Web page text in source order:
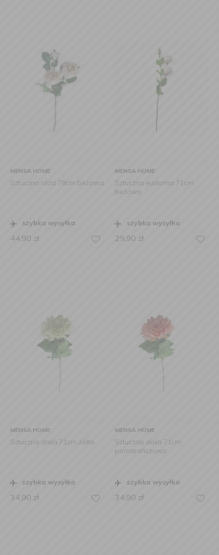
MENSA HOME
Sztuczna róża 78cm beżowa
szybka wysyłka
44,90 zł
MENSA HOME
Sztuczna eustoma 71cm
beżowa
szybka wysyłka
29,90 zł
MENSA HOME
Sztuczna dalia 71cm żółta
szybka wysyłka
34,90 zł
MENSA HOME
Sztuczna dalia 71cm
pomarańczowa
szybka wysyłka
34,90 zł